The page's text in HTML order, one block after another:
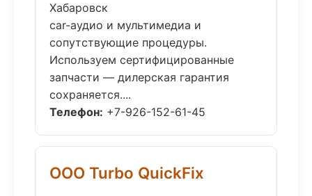
Хабаровск
car-аудио и мультимедиа и
сопутствующие процедуры.
Используем сертифицированные
запчасти — дилерская гарантия
сохраняется....
Телефон: +7-926-152-61-45
ООО Turbo QuickFix